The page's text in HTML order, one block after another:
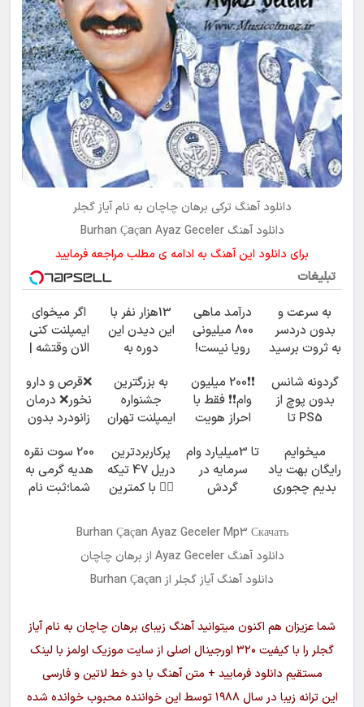
دانلود آهنگ ترکی برهان چاچان به نام آیاز گجلر
دانلود آهنگ Burhan Çaçan Ayaz Geceler
برای دانلود این آهنگ به ادامه ی مطلب مراجعه فرمایید
تبلیغات
به سرعت و
بدون دردسر
به ثروت برسید
رایگان
پولسازی)
درآمد ماهی
800 میلیونی
رویا نیست!
مجانیه😉
13هزار نفر با
این دیدن این
دوره به
رسیدن |
ثبت‌‌نام رایگان
اگر میخوای
ایمپلنت کنی
الان وقتشه |
میلیون
تومان!!!
گردونه شانس
بدون پوچ از
PS5 تا
کوین 🔥
❗❗200 میلیون
وام❗❗ فقط با
احراز هویت
به بزرگترین
جشنواره
ایمپلنت تهران
| فقط ۲۵
میلیون !
❌قرص‌ و دارو
نخور❌ درمان
زانودرد بدون
میخوایم
رایگان بهت یاد
بدیم چجوری
امتحانش
تا 3میلیارد وام
سرمایه در
گردش
فروشگاهت رو
ثبت کن
پرکاربردترین
دریل 47 تیکه
👈🏻 با کمترین
200 سوت نقره
هدیه گرمی به
شما؛ثبت نام
Burhan Çaçan Ayaz Geceler Mp3 Скачать
دانلود آهنگ Ayaz Geceler از برهان چاچان
دانلود آهنگ آیاز گجلر از Burhan Çaçan
شما عزیزان هم اکنون میتوانید آهنگ زیبای برهان چاچان به نام آیاز
گجلر را با کیفیت ۳۲۰ اورجینال اصلی از سایت موزیک اولمز با لینک
مستقیم دانلود فرمایید + متن آهنگ با دو خط لاتین و فارسی
این ترانه زیبا در سال ۱۹۸۸ توسط این خواننده محبوب خوانده شده